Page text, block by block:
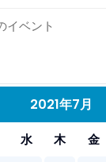
イベント
2021年7月
水 木 金